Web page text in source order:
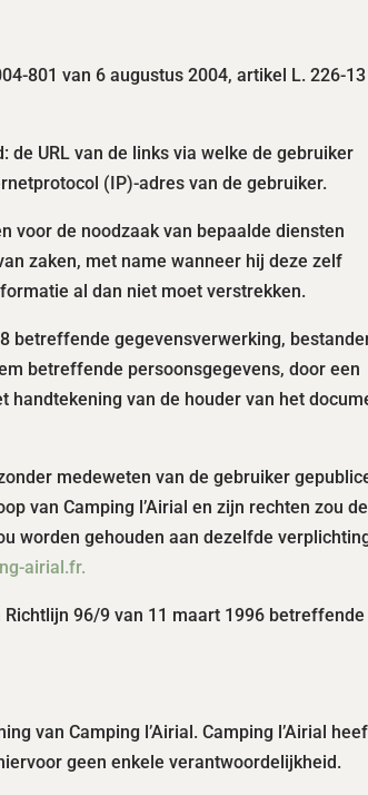
801 van 6 augustus 2004, artikel L. 226-
URL van de links via welke de gebruiker
(IP)-adres van de gebruiker.
voor de noodzaak van bepaalde diensten
zaken, met name wanneer hij deze zelf
al dan niet moet verstrekken.
betreffende gegevensverwerking,
betreffende persoonsgegevens, door een
van de houder van het
medeweten van de gebruiker
van Camping l’Airial en zijn rechten zou de
worden gehouden aan dezelfde
airial.fr.
96/9 van 11 maart 1996 betreffende
van Camping l’Airial. Camping l’Airial
geen enkele verantwoordelijkheid.